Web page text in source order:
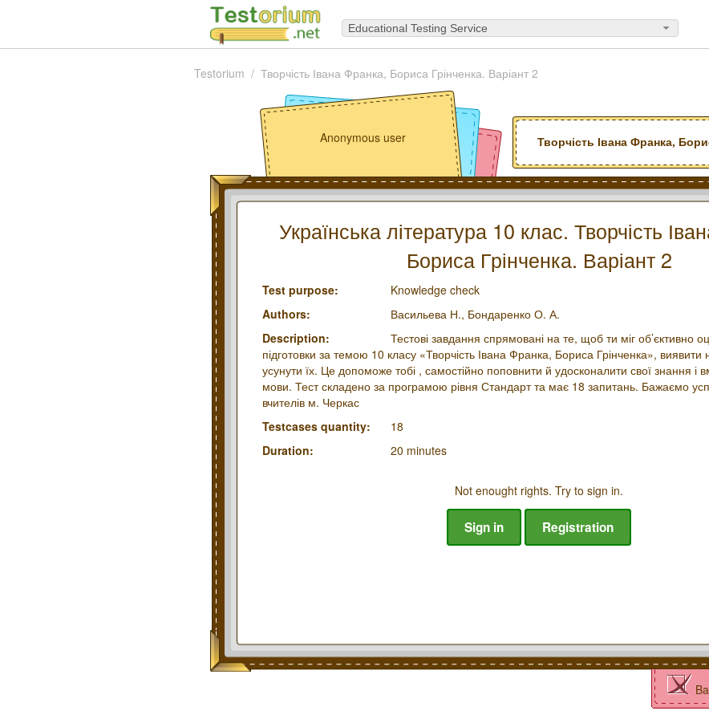
Educational Testing Service
Testorium Творчість Івана Франка, Бориса Грінченка. Варіант 2
Творчість Івана Франка,
Anonymous user
Українська література 10 клас. Творчість
Бориса Грінченка. Варіант 2
Test purpose:
Knowledge check
Authors:
Васильева Н., Бондаренко О. А.
Description:
Тестові завдання спрямовані на те, щоб ти міг об’єктивно
підготовки за темою 10 класу «Творчість Івана Франка, Бориса Грінченка», виявити
усунути їх. Це допоможе тобі , самостійно поповнити й удосконалити свої знання і
мови. Тест складено за програмою рівня Стандарт та має 18 запитань. Бажаємо
вчителів м. Черкас
Testcases quantity:
18
Duration:
20 minutes
Not enought rights. Try to sign in.
Sign in Registration